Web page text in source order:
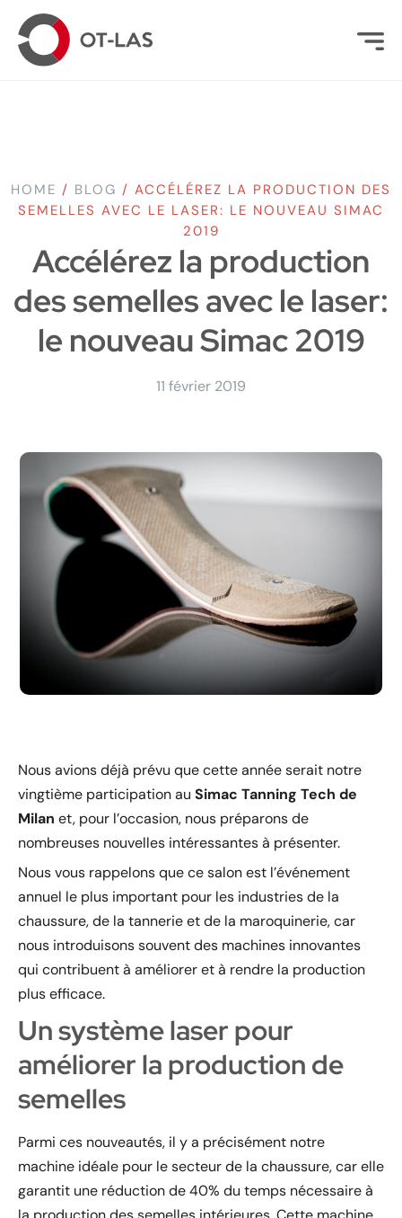
HOME / BLOG / ACCÉLÉREZ LA PRODUCTION DES
SEMELLES AVEC LE LASER: LE NOUVEAU SIMAC
2019
Accélérez la production
des semelles avec le laser:
le nouveau Simac 2019
11 février 2019
Nous avions déjà prévu que cette année serait notre
vingtième participation au Simac Tanning Tech de
Milan et, pour l’occasion, nous préparons de
nombreuses nouvelles intéressantes à présenter.
Nous vous rappelons que ce salon est l’événement
annuel le plus important pour les industries de la
chaussure, de la tannerie et de la maroquinerie, car
nous introduisons souvent des machines innovantes
qui contribuent à améliorer et à rendre la production
plus efficace.
Un système laser pour
améliorer la production de
semelles
Parmi ces nouveautés, il y a précisément notre
machine idéale pour le secteur de la chaussure, car elle
garantit une réduction de 40% du temps nécessaire à